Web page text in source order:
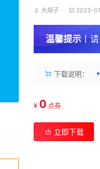
大胡子 2023-
温馨提示丨
下载说明：
¥ 0 点券
立即下载